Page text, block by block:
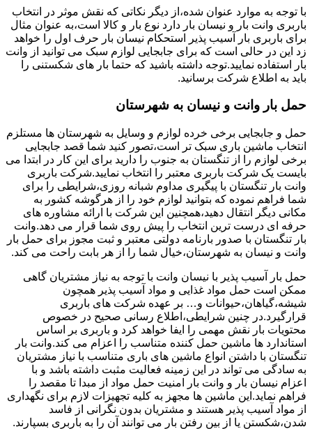
با توجه به موارد عنوان شده،از دیگر نکاتی که نقش موثر در انتخاب
باربری وانت بار و نیسان بار دارد نوع بار و کالا است،به عنوان مثال
برای باربری بار آسیب پذیر استحکام نیسان بار حرف اول را خواهد
زد این در حالی است که برای جابجایی لوازم سبک می توانید از وانت
بار استفاده نمایید.توجه داشته باشید که حتما بار های شکستنی را
باید به اطلاع شرکت برسانید.
حمل بار وانت و نیسان به شهرستان
حمل و جابجایی برخی خرده لوازم و وسایل به شهرستان ها مستلزم
انتخاب ماشین باری سبک تر است،تصور کنید شما قصد جابجایی
برخی لوازم را از تنگستان به جنوب را دارید برای این کار در ابتدا می
بایست یک شرکت باربری معتبر را انتخاب نمایید.شرکت باربری
وانت بار تنگستان با پیگیری مداوم شبانه روزی،شرایطی را برای
شما فراهم نموده که بتوانید لوازم خود را از هرگوشه کشور به
مکانی دیگر انتقال دهید،همچنین این شرکت با ارائه مشاوره های
حرفه ای درست ترین انتخاب را پیش روی شما قرار می دهد.وانت
بار تنگستان با صدور بارنامه دولتی معتبر و ثبت مجوز برای حمل بار
وانت و نیسان به شهرستان،خیال شما را از هر بابت راحت می کند.
حمل بار آسیب پذیر با نیسان وانت با توجه به نیاز مشتریان گاهی
ممکن است حمل مواد غذایی و مواد آسیب پذیر همچون
شیشه،گیاهان،حیوانات و… بر عهده شرکت های باربری
قرارگیرد.در چنین شرایطی،اطلاع رسانی صحیح در خصوص
محتویات بار نقش مهمی را ایفا خواهد کرد و باربری بر اساس
استاندارد ها ماشین حمل کننده متناسب را اعزام می کند.وانت بار
تنگستان با داشتن انواع ماشین های باری متناسب با نیاز مشتریان
به سادگی می تواند در این زمینه فعالیت مثبت داشته باشد و با
اعزام نیسان بار و وانت بار امنیت حمل مواد از مبدا تا مقصد را
فراهم نماید.این ماشین ها مجهز به کلیه تجهیزات لازم برای نگهداری
از مواد آسیب پذیر هستند و مشتریان بدون نگرانی از فاسد
شدن،شکستن یا از بین رفتن بار می توانند آن را به باربری بسپارند.